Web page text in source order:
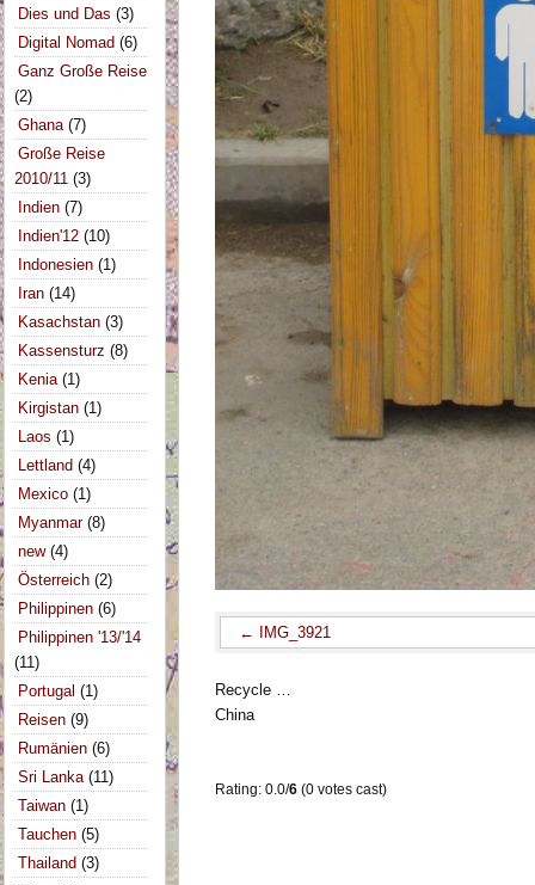
IMG_3921
Recycle …
China
Rating: 0.0/6 (0 votes cast)
Dies und Das (3)
Digital Nomad (6)
Ganz Große Reise
(2)
Ghana (7)
Große Reise
2010/11 (3)
Indien (7)
Indien'12 (10)
Indonesien (1)
Iran (14)
Kasachstan (3)
Kassensturz (8)
Kenia (1)
Kirgistan (1)
Laos (1)
Lettland (4)
Mexico (1)
Myanmar(8)
new(4)
Österreich (2)
Philippinen (6)
Philippinen '13/'14
(11)
Portugal (1)
Reisen (9)
Rumänien (6)
Sri Lanka (11)
Taiwan (1)
Tauchen (5)
Thailand (3)